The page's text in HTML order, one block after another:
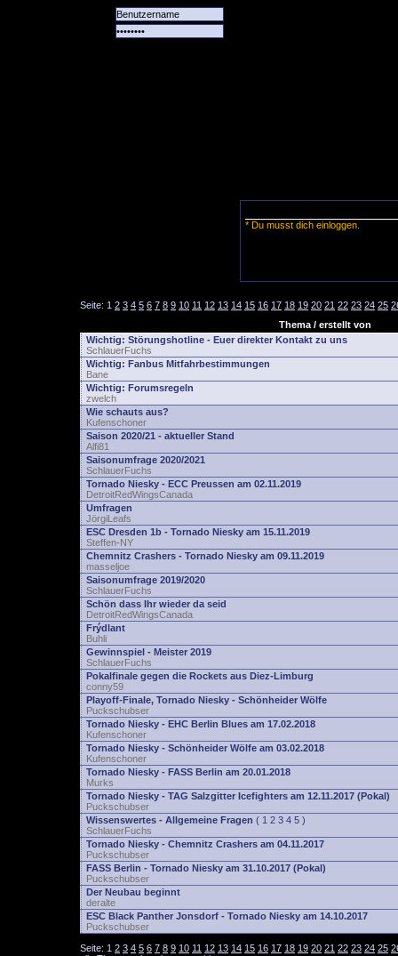
* Du musst dich einloggen.
Seite: 1 2 3 4 5 6 7 8 9 10 11 12 13 14 15 16 17 18 19 20 21 22 23 24 25
Thema / erstellt von
Wichtig: Störungshotline - Euer direkter Kontakt zu uns
SchlauerFuchs
Wichtig: Fanbus Mitfahrbestimmungen
Bane
Wichtig: Forumsregeln
zwelch
Wie schauts aus?
Kufenschoner
Saison 2020/21 - aktueller Stand
Alfi81
Saisonumfrage 2020/2021
SchlauerFuchs
Tornado Niesky - ECC Preussen am 02.11.2019
DetroitRedWingsCanada
Umfragen
JörgiLeafs
ESC Dresden 1b - Tornado Niesky am 15.11.2019
Steffen-NY
Chemnitz Crashers - Tornado Niesky am 09.11.2019
masseljoe
Saisonumfrage 2019/2020
SchlauerFuchs
Schön dass Ihr wieder da seid
DetroitRedWingsCanada
Frýdlant
Buhli
Gewinnspiel - Meister 2019
SchlauerFuchs
Pokalfinale gegen die Rockets aus Diez-Limburg
conny59
Playoff-Finale, Tornado Niesky - Schönheider Wölfe
Puckschubser
Tornado Niesky - EHC Berlin Blues am 17.02.2018
Kufenschoner
Tornado Niesky - Schönheider Wölfe am 03.02.2018
Kufenschoner
Tornado Niesky - FASS Berlin am 20.01.2018
Murks
Tornado Niesky - TAG Salzgitter Icefighters am 12.11.2017 (Pokal)
Puckschubser
Wissenswertes - Allgemeine Fragen ( 1 2 3 4 5 )
SchlauerFuchs
Tornado Niesky - Chemnitz Crashers am 04.11.2017
Puckschubser
FASS Berlin - Tornado Niesky am 31.10.2017 (Pokal)
Puckschubser
Der Neubau beginnt
deralte
ESC Black Panther Jonsdorf - Tornado Niesky am 14.10.2017
Puckschubser
Seite: 1 2 3 4 5 6 7 8 9 10 11 12 13 14 15 16 17 18 19 20 21 22 23 24 25